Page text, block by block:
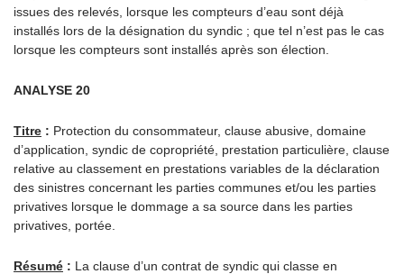
issues des relevés, lorsque les compteurs d’eau sont déjà
installés lors de la désignation du syndic ; que tel n’est pas le cas
lorsque les compteurs sont installés après son élection.
ANALYSE 20
Titre : Protection du consommateur, clause abusive, domaine
d’application, syndic de copropriété, prestation particulière, clause
relative au classement en prestations variables de la déclaration
des sinistres concernant les parties communes et/ou les parties
privatives lorsque le dommage a sa source dans les parties
privatives, portée.
Résumé : La clause d’un contrat de syndic qui classe en